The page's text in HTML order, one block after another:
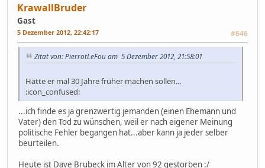
KrawallBruder
Gast
5 Dezember 2012, 22:42:17 #646
Zitat von: PierrotLeFou am 5 Dezember 2012, 21:58:01
Hätte er mal 30 Jahre früher machen sollen...
:icon_confused:
...ich finde es ja grenzwertig jemanden (einen Ehemann und
Vater) den Tod zu wünschen, weil er nach eigener Meinung
politische Fehler begangen hat...aber kann ja jeder selber
beurteilen.
Heute ist Dave Brubeck im Alter von 92 gestorben :/